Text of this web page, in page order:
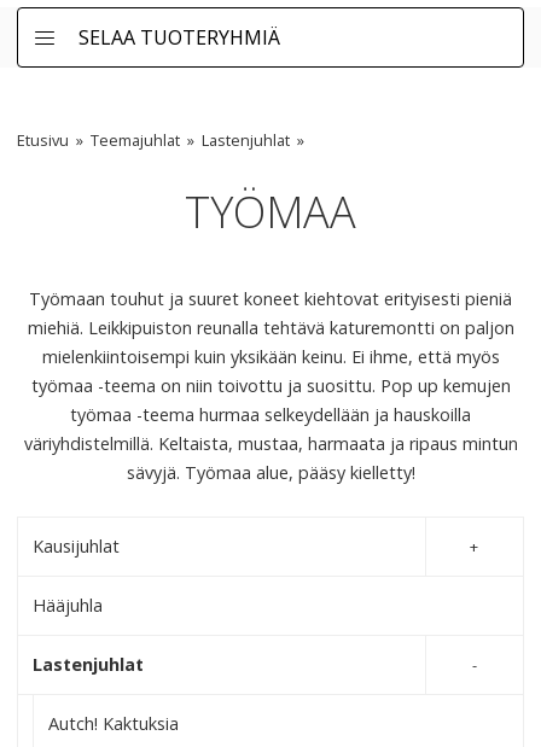
SELAA TUOTERYHMIÄ
Etusivu Teemajuhlat Lastenjuhlat
TYÖMAA
Työmaan touhut ja suuret koneet kiehtovat erityisesti pieniä
miehiä. Leikkipuiston reunalla tehtävä katuremontti on paljon
mielenkiintoisempi kuin yksikään keinu. Ei ihme, että myös
työmaa -teema on niin toivottu ja suosittu. Pop up kemujen
työmaa -teema hurmaa selkeydellään ja hauskoilla
väriyhdistelmillä. Keltaista, mustaa, harmaata ja ripaus mintun
sävyjä. Työmaa alue, pääsy kielletty!
Kausijuhlat
Hääjuhla
Lastenjuhlat
Autch! Kaktuksia